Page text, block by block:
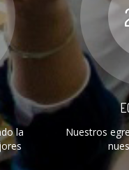
la
Nuestros